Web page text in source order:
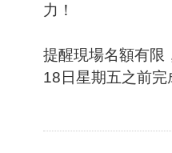
力！
提醒現場名額有限
18日星期五之前完